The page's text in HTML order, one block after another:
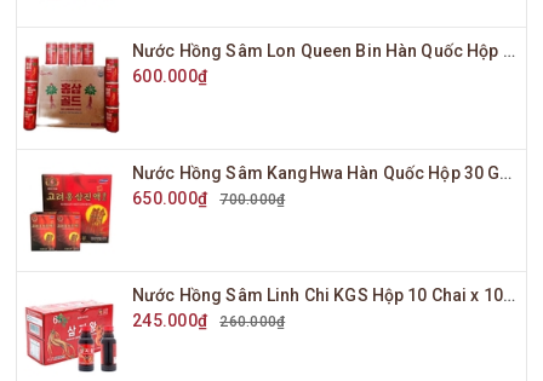
Nước Hồng Sâm Lon Queen Bin Hàn Quốc Hộp 30 Lon x 175ml
600.000₫
Nước Hồng Sâm KangHwa Hàn Quốc Hộp 30 Gói x 80ml
650.000₫
700.000₫
Nước Hồng Sâm Linh Chi KGS Hộp 10 Chai x 100ml
245.000₫
260.000₫